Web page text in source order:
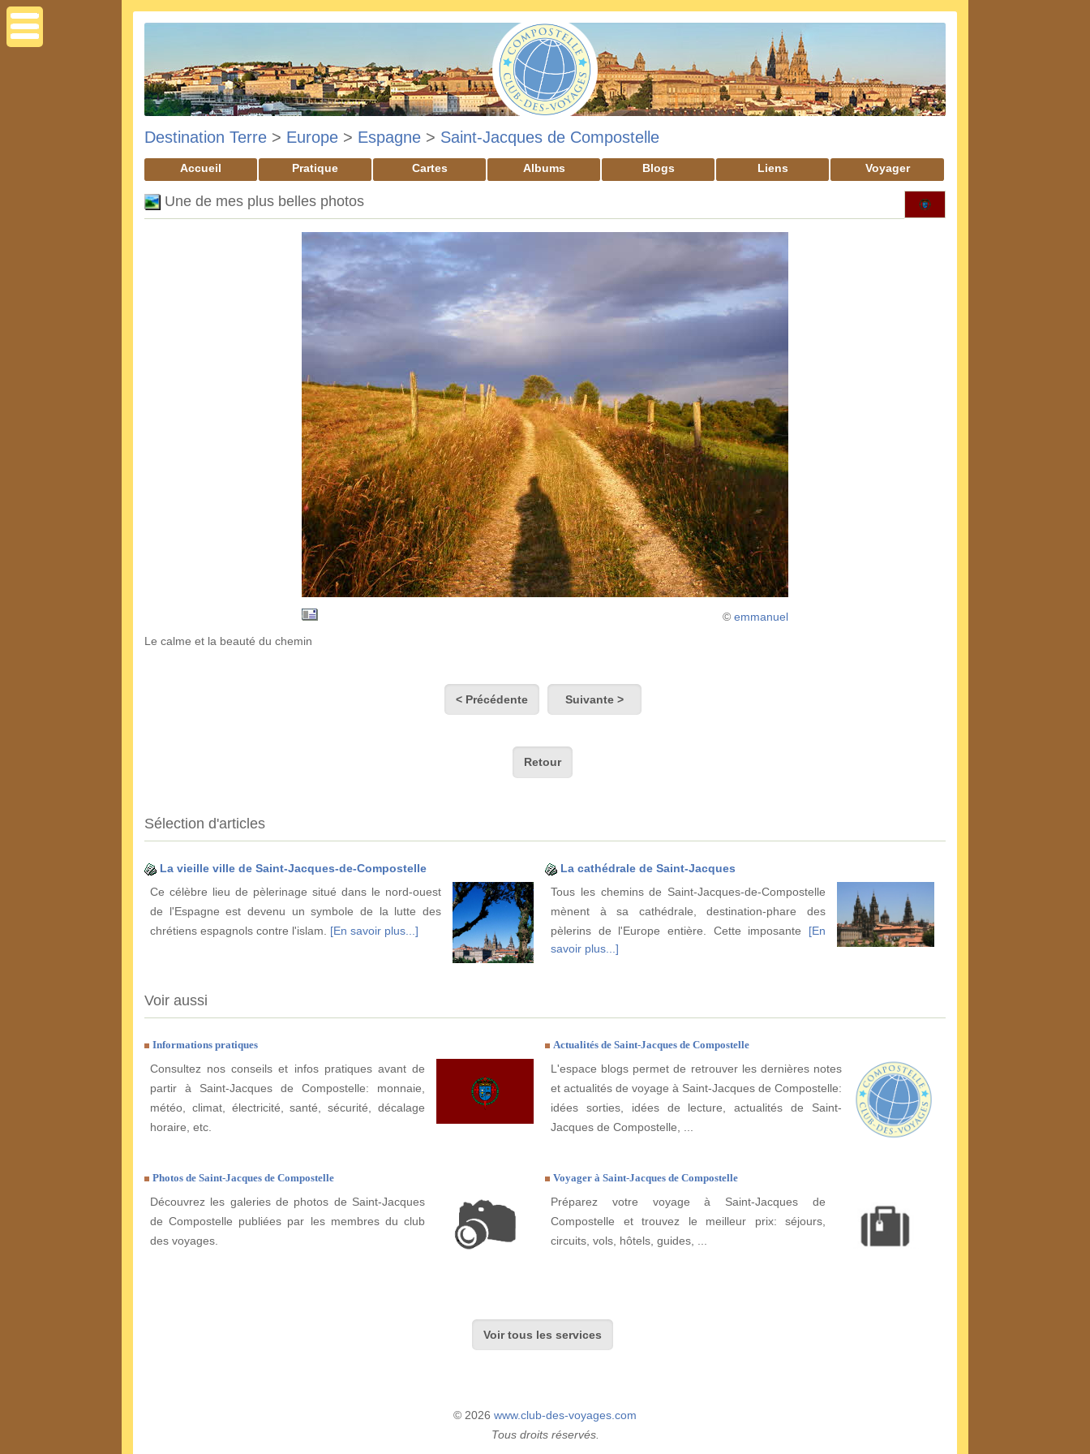
Destination Terre > Europe > Espagne > Saint-Jacques de Compostelle
Accueil Pratique Cartes Albums Blogs Liens Voyager
Une de mes plus belles photos
© emmanuel
Le calme et la beauté du chemin
< Précédente Suivante >
Retour
Sélection d'articles
La vieille ville de Saint-Jacques-de-Compostelle
Ce célèbre lieu de pèlerinage situé dans le nord-ouest
de l'Espagne est devenu un symbole de la lutte des
chrétiens espagnols contre l'islam. [En savoir plus...]
La cathédrale de Saint-Jacques
Tous les chemins de Saint-Jacques-de-Compostelle
mènent à sa cathédrale, destination-phare des
pèlerins de l'Europe entière. Cette imposante [En
savoir plus...]
Voir aussi
Informations pratiques
Consultez nos conseils et infos pratiques avant de
partir à Saint-Jacques de Compostelle: monnaie,
météo, climat, électricité, santé, sécurité, décalage
horaire, etc.
Actualités de Saint-Jacques de Compostelle
L'espace blogs permet de retrouver les dernières notes
et actualités de voyage à Saint-Jacques de Compostelle:
idées sorties, idées de lecture, actualités de Saint-
Jacques de Compostelle, ...
Photos de Saint-Jacques de Compostelle
Découvrez les galeries de photos de Saint-Jacques
de Compostelle publiées par les membres du club
des voyages.
Voyager à Saint-Jacques de Compostelle
Préparez votre voyage à Saint-Jacques de
Compostelle et trouvez le meilleur prix: séjours,
circuits, vols, hôtels, guides, ...
Voir tous les services
© 2026 www.club-des-voyages.com
Tous droits réservés.